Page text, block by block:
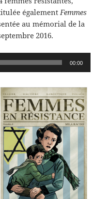
égalementFemmes
au mémorial de la
2016.
00:00